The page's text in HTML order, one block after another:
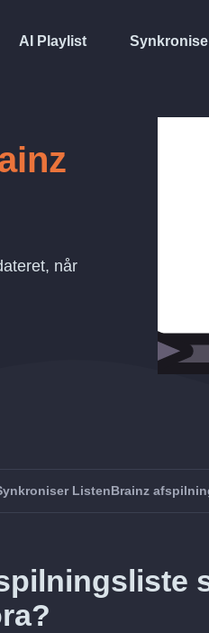
AI Playlist
når
ListenBrainz